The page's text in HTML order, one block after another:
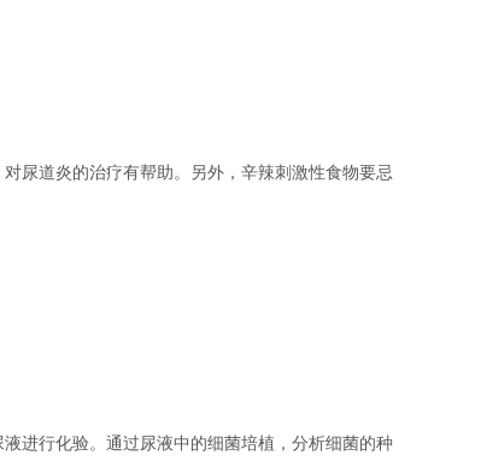
道炎的治疗有帮助。另外，辛辣刺激性食物要忌
行化验。通过尿液中的细菌培植，分析细菌的种